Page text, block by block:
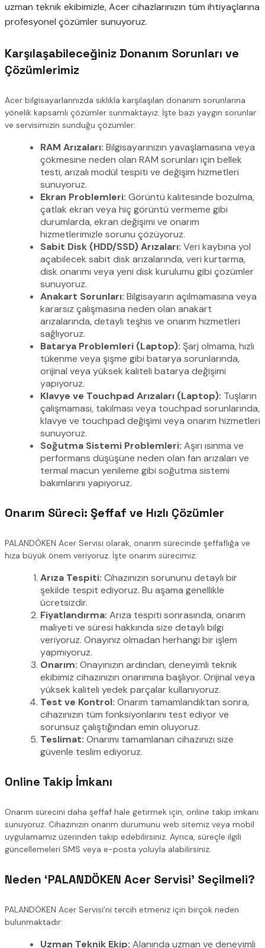
uzman teknik ekibimizle, Acer cihazlarınızın tüm ihtiyaçlarına
profesyonel çözümler sunuyoruz.
Karşılaşabileceğiniz Donanım Sorunları ve
Çözümlerimiz
Acer bilgisayarlarınızda sıklıkla karşılaşılan donanım sorunlarına
yönelik kapsamlı çözümler sunmaktayız. İşte bazı yaygın sorunlar
ve servisimizin sunduğu çözümler:
RAM Arızaları: Bilgisayarınızın yavaşlamasına veya
çökmesine neden olan RAM sorunları için bellek
testi, arızalı modül tespiti ve değişim hizmetleri
sunuyoruz.
Ekran Problemleri: Görüntü kalitesinde bozulma,
çatlak ekran veya hiç görüntü vermeme gibi
durumlarda, ekran değişimi ve onarım
hizmetlerimizle sorunu çözüyoruz.
Sabit Disk (HDD/SSD) Arızaları: Veri kaybına yol
açabilecek sabit disk arızalarında, veri kurtarma,
disk onarımı veya yeni disk kurulumu gibi çözümler
sunuyoruz.
Anakart Sorunları: Bilgisayarın açılmamasına veya
kararsız çalışmasına neden olan anakart
arızalarında, detaylı teşhis ve onarım hizmetleri
sağlıyoruz.
Batarya Problemleri (Laptop): Şarj olmama, hızlı
tükenme veya şişme gibi batarya sorunlarında,
orijinal veya yüksek kaliteli batarya değişimi
yapıyoruz.
Klavye ve Touchpad Arızaları (Laptop): Tuşların
çalışmaması, takılması veya touchpad sorunlarında,
klavye ve touchpad değişimi veya onarım hizmetleri
sunuyoruz.
Soğutma Sistemi Problemleri: Aşırı ısınma ve
performans düşüşüne neden olan fan arızaları ve
termal macun yenileme gibi soğutma sistemi
bakımlarını yapıyoruz.
Onarım Süreci: Şeffaf ve Hızlı Çözümler
PALANDÖKEN Acer Servisi olarak, onarım sürecinde şeffaflığa ve
hıza büyük önem veriyoruz. İşte onarım sürecimiz:
Arıza Tespiti: Cihazınızın sorununu detaylı bir
şekilde tespit ediyoruz. Bu aşama genellikle
ücretsizdir.
Fiyatlandırma: Arıza tespiti sonrasında, onarım
maliyeti ve süresi hakkında size detaylı bilgi
veriyoruz. Onayınız olmadan herhangi bir işlem
yapmıyoruz.
Onarım: Onayınızın ardından, deneyimli teknik
ekibimiz cihazınızın onarımına başlıyor. Orijinal veya
yüksek kaliteli yedek parçalar kullanıyoruz.
Test ve Kontrol: Onarım tamamlandıktan sonra,
cihazınızın tüm fonksiyonlarını test ediyor ve
sorunsuz çalıştığından emin oluyoruz.
Teslimat: Onarımı tamamlanan cihazınızı size
güvenle teslim ediyoruz.
Online Takip İmkanı
Onarım sürecini daha şeffaf hale getirmek için, online takip imkanı
sunuyoruz. Cihazınızın onarım durumunu web sitemiz veya mobil
uygulamamız üzerinden takip edebilirsiniz. Ayrıca, süreçle ilgili
güncellemeleri SMS veya e-posta yoluyla alabilirsiniz.
Neden ‘PALANDÖKEN Acer Servisi’ Seçilmeli?
PALANDÖKEN Acer Servisi’ni tercih etmeniz için birçok neden
bulunmaktadır:
Uzman Teknik Ekip: Alanında uzman ve deneyimli